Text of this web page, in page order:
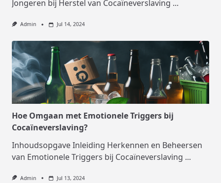
Jongeren bij Herstel van Cocaïneverslaving ...
Admin Jul 14, 2024
Hoe Omgaan met Emotionele Triggers bij
Cocaïneverslaving?
Inhoudsopgave Inleiding Herkennen en Beheersen
van Emotionele Triggers bij Cocaïneverslaving ...
Admin Jul 13, 2024